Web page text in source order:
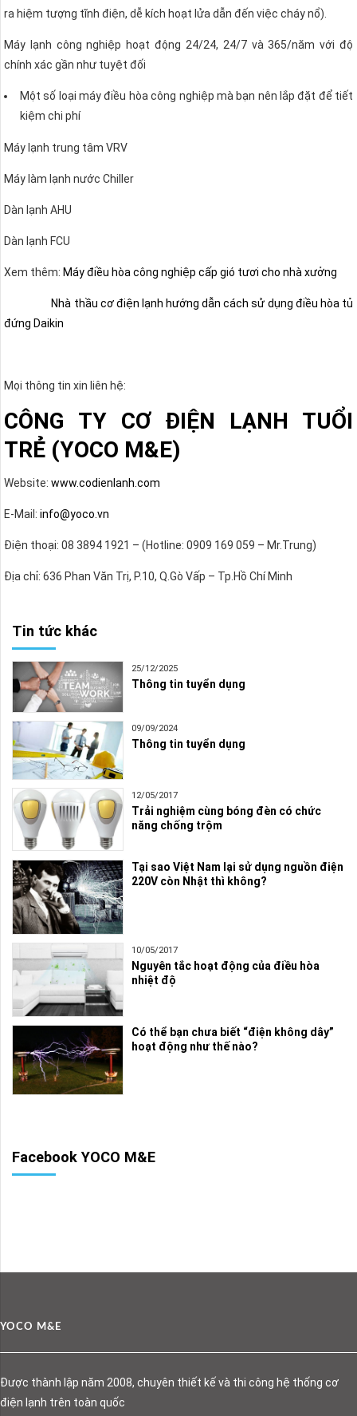
ra hiệm tượng tĩnh điện, dễ kích hoạt lửa dẫn đến việc cháy nổ).
Máy lạnh công nghiệp hoạt động 24/24, 24/7 và 365/năm với độ
chính xác gần như tuyệt đối
Một số loại máy điều hòa công nghiệp mà bạn nên lắp đặt để tiết
kiệm chi phí
Máy lạnh trung tâm VRV
Máy làm lạnh nước Chiller
Dàn lạnh AHU
Dàn lạnh FCU
Xem thêm: Máy điều hòa công nghiệp cấp gió tươi cho nhà xưởng
Nhà thầu cơ điện lạnh hướng dẫn cách sử dụng điều hòa tủ
đứng Daikin
Mọi thông tin xin liên hệ:
CÔNG TY CƠ ĐIỆN LẠNH TUỔI
TRẺ (YOCO M&E)
Website: www.codienlanh.com
E-Mail: info@yoco.vn
Điện thoại: 08 3894 1921 – (Hotline: 0909 169 059 – Mr.Trung)
Địa chỉ: 636 Phan Văn Trị, P.10, Q.Gò Vấp – Tp.Hồ Chí Minh
Tin tức khác
25/12/2025
Thông tin tuyển dụng
09/09/2024
Thông tin tuyển dụng
12/05/2017
Trải nghiệm cùng bóng đèn có chức
năng chống trộm
Tại sao Việt Nam lại sử dụng nguồn điện
220V còn Nhật thì không?
10/05/2017
Nguyên tắc hoạt động của điều hòa
nhiệt độ
Có thể bạn chưa biết “điện không dây”
hoạt động như thế nào?
Facebook YOCO M&E
YOCO M&E
Được thành lập năm 2008, chuyên thiết kế và thi công hệ thống cơ
điện lạnh trên toàn quốc